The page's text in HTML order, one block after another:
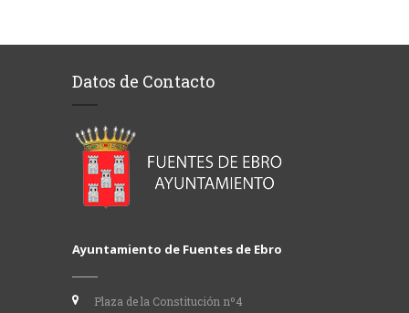
Datos de Contacto
Ayuntamiento de Fuentes de Ebro
Plaza de la Constitución nº4